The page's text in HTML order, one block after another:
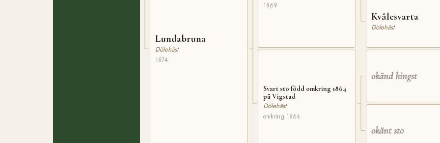
Lundabruna
Dölehäst
1874
1869
Svart sto född omkring 1864
på Vigstad
Dölehäst
omkring 1864
Kvålesvarta
Dölehäst
okänd hingst
okänt sto